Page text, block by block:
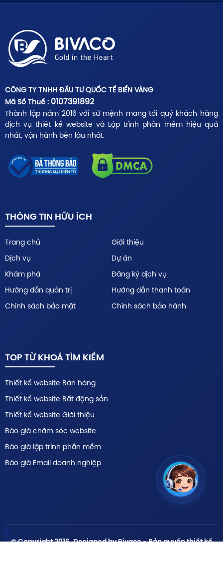
CÔNG TY TNHH ĐẦU TƯ QUỐC TẾ BIỂN VÀNG
Mã Số Thuế : 0107391892
Thành lập năm 2016 với sứ mệnh mang tới quý khách hàng
dịch vụ thiết kế website và Lập trình phần mềm hiệu quả
nhất, vận hành bền lâu nhất.
THÔNG TIN HỮU ÍCH
Trang chủ
Giới thiệu
Dịch vụ
Dự án
Khám phá
Đăng ký dịch vụ
Hướng dẫn quản trị
Hướng dẫn thanh toán
Chính sách bảo mật
Chính sách bảo hành
TOP TỪ KHOÁ TÌM KIẾM
Thiết kế website Bán hàng
Thiết kế website Bất động sản
Thiết kế website Giới thiệu
Báo giá chăm sóc website
Báo giá lập trình phần mềm
Báo giá Email doanh nghiệp
© Copyright 2016. Designed by Bivaco - Bản quyền thiết kế